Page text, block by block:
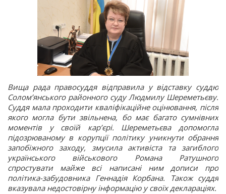
Вища рада правосуддя відправила у відставку суддю
Солом’янського районного суду Людмилу Шереметьєву.
Суддя мала проходити кваліфікаційне оцінювання, після
якого могла бути звільнена, бо має багато сумнівних
моментів у своїй кар’єрі. Шереметьєва допомогла
підозрюваному в корупції політику уникнути обрання
запобіжного заходу, змусила активіста та загиблого
українського військового Романа Ратушного
спростувати майже всі написані ним дописи про
політика-забудовника Геннадія Корбана. Також суддя
вказувала недостовірну інформацію у своїх деклараціях.